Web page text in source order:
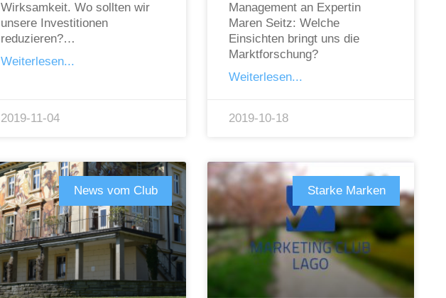
Wirksamkeit. Wo sollten wir
unsere Investitionen
reduzieren?…
Weiterlesen...
2019-11-04
Management an Expertin
Maren Seitz: Welche
Einsichten bringt uns die
Marktforschung?
Weiterlesen...
2019-10-18
News vom Club Starke Marken